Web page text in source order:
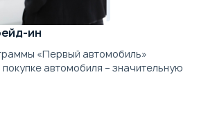
ин
«Первый автомобиль»
покупке автомобиля – значительную